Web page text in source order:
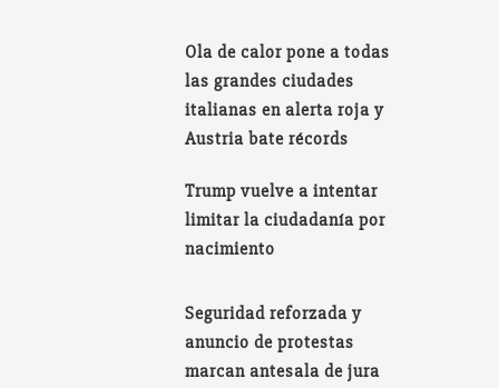
Ola de calor pone a todas
las grandes ciudades
italianas en alerta roja y
Austria bate récords
Trump vuelve a intentar
limitar la ciudadanía por
nacimiento
Seguridad reforzada y
anuncio de protestas
marcan antesala de jura